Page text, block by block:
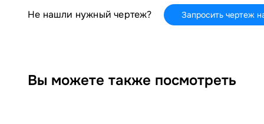
Не нашли нужный чертеж? Запросить чертеж
Вы можете также посмотреть